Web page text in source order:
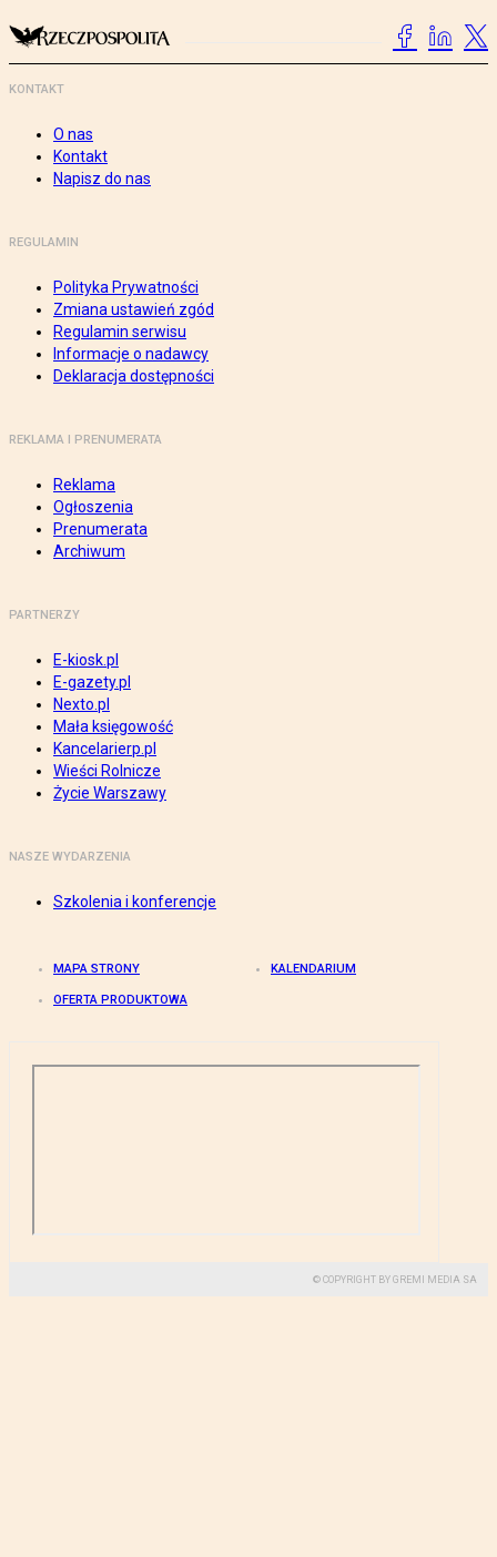
KONTAKT
O nas
Kontakt
Napisz do nas
REGULAMIN
Polityka Prywatności
Zmiana ustawień zgód
Regulamin serwisu
Informacje o nadawcy
Deklaracja dostępności
REKLAMA I PRENUMERATA
Reklama
Ogłoszenia
Prenumerata
Archiwum
PARTNERZY
E-kiosk.pl
E-gazety.pl
Nexto.pl
Mała księgowość
Kancelarierp.pl
Wieści Rolnicze
Życie Warszawy
NASZE WYDARZENIA
Szkolenia i konferencje
MAPA STRONY KALENDARIUM
OFERTA PRODUKTOWA
© COPYRIGHT BY GREMI MEDIA SA